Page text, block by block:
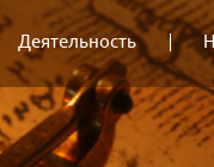
Деятельность